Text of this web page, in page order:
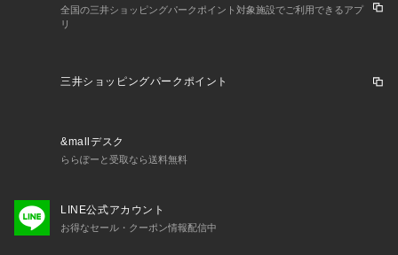
全国の三井ショッピングパークポイント対象施設でご利用できるアプ
リ
三井ショッピングパークポイント
&mallデスク
ららぽーと受取なら送料無料
LINE公式アカウント
お得なセール・クーポン情報配信中